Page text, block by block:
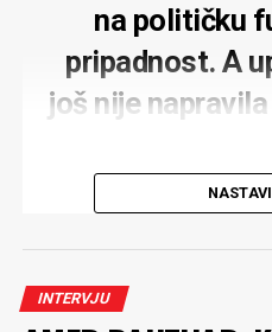
na političku
pripadnost. A
još nije
MONITOR:Zbog
kompanije Carine u
INTERVJU